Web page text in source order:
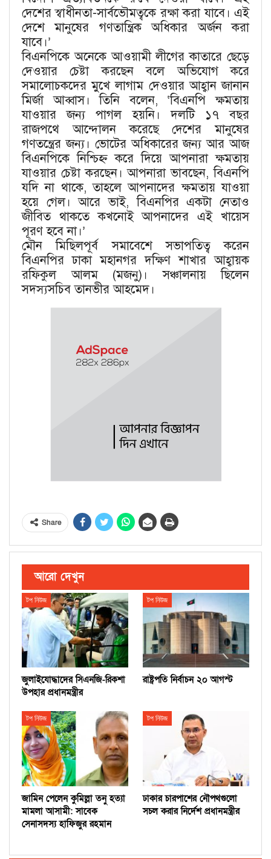
দেশের স্বাধীনতা-সার্বভৌমত্বকে রক্ষা করা যাবে। এই
দেশে মানুষের গণতান্ত্রিক অধিকার অর্জন করা
যাবে।’
বিএনপিকে অনেকে আওয়ামী লীগের কাতারে ছেড়ে
দেওয়ার চেষ্টা করছেন বলে অভিযোগ করে
সমালোচকদের মুখে লাগাম দেওয়ার আহ্বান জানান
মির্জা আব্বাস। তিনি বলেন, ‘বিএনপি ক্ষমতায়
যাওয়ার জন্য পাগল হয়নি। দলটি ১৭ বছর
রাজপথে আন্দোলন করেছে দেশের মানুষের
গণতন্ত্রের জন্য। ভোটের অধিকারের জন্য আর আজ
বিএনপিকে নিশ্চিহ্ন করে দিয়ে আপনারা ক্ষমতায়
যাওয়ার চেষ্টা করছেন। আপনারা ভাবছেন, বিএনপি
যদি না থাকে, তাহলে আপনাদের ক্ষমতায় যাওয়া
হয়ে গেল। আরে ভাই, বিএনপির একটা নেতাও
জীবিত থাকতে কখনোই আপনাদের এই খায়েস
পূরণ হবে না।’
মৌন মিছিলপূর্ব সমাবেশে সভাপতিত্ব করেন
বিএনপির ঢাকা মহানগর দক্ষিণ শাখার আহ্বায়ক
রফিকুল আলম (মজনু)। সঞ্চালনায় ছিলেন
সদস্যসচিব তানভীর আহমেদ।
Share
আরো দেখুন
টপ নিউজ
জুলাইযোদ্ধাদের সিএনজি-রিকশা
উপহার প্রধানমন্ত্রীর
টপ নিউজ
রাষ্ট্রপতি নির্বাচন ২০ আগস্ট
টপ নিউজ
জামিন পেলেন কুমিল্লা তনু হত্যা
মামলা আসামী: সাবেক
সেনাসদস্য হাফিজুর রহমান
টপ নিউজ
ঢাকার চারপাশের নৌপথগুলো
সচল করার নির্দেশ প্রধানমন্ত্রীর